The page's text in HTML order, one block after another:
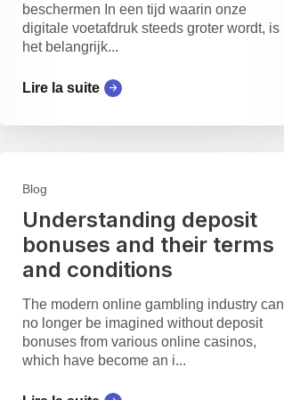
beschermen In een tijd waarin onze
digitale voetafdruk steeds groter wordt, is
het belangrijk...
Lire la suite
Blog
Understanding deposit
bonuses and their terms
and conditions
The modern online gambling industry can
no longer be imagined without deposit
bonuses from various online casinos,
which have become an i...